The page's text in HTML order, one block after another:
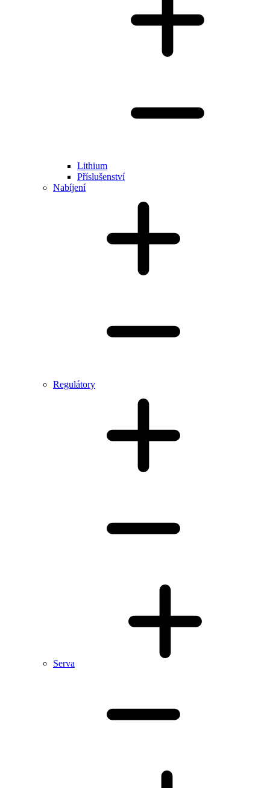
Lithium
Příslušenství
Nabíjení
Regulátory
Serva